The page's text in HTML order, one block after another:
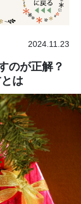
2024.11.23
のが正解？
は